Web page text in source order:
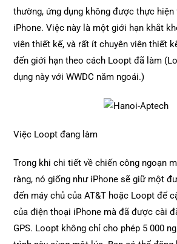
thường, ứng dụng không được thực hiện
iPhone. Việc này là một giới hạn khắt
viên thiết kế, và rất ít chuyên viên thiết
đến giới hạn theo cách Loopt đã làm
dụng này với WWDC năm ngoái.)
Việc Loopt đang làm
Trong khi chi tiết về chiến công ngoạn
ràng, nó giống như iPhone sẽ giữ một
đến máy chủ của AT&T hoặc Loopt để
của điện thoại iPhone mà đã được cài
GPS. Loopt không chỉ cho phép 5 000